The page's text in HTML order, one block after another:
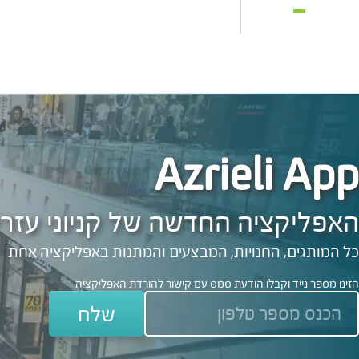
Azrieli App
האפליקציה החדשה של קניוני
כל המותגים, החנויות, המבצעים והמתנות באפליקציה אחת
הזינו מספר נייד וקבלו הודעת סמס עם קישור להורדת האפליקציה
שלח